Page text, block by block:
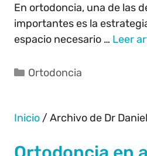
En ortodoncia, una de las
importantes es la
espacio necesario … Leer
Ortodoncia
Inicio /Archivo de Dr